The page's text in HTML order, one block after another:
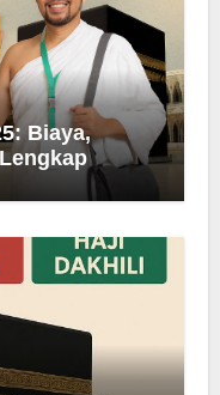
Biaya,